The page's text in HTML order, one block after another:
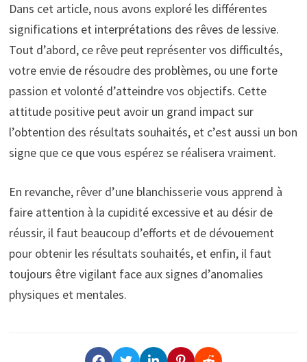
Dans cet article, nous avons exploré les différentes
significations et interprétations des rêves de lessive.
Tout d’abord, ce rêve peut représenter vos difficultés,
votre envie de résoudre des problèmes, ou une forte
passion et volonté d’atteindre vos objectifs. Cette
attitude positive peut avoir un grand impact sur
l’obtention des résultats souhaités, et c’est aussi un bon
signe que ce que vous espérez se réalisera vraiment.
En revanche, rêver d’une blanchisserie vous apprend à
faire attention à la cupidité excessive et au désir de
réussir, il faut beaucoup d’efforts et de dévouement
pour obtenir les résultats souhaités, et enfin, il faut
toujours être vigilant face aux signes d’anomalies
physiques et mentales.